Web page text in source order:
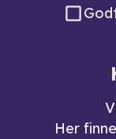
Her